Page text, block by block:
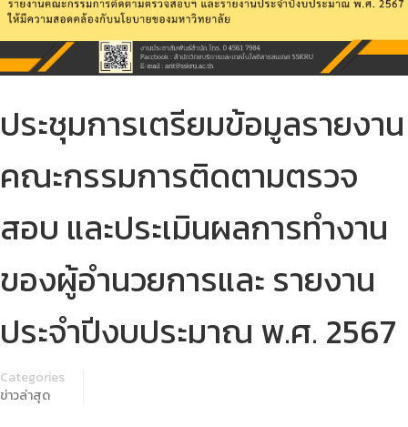
ประชุมการเตรียมข้อมูลรายงาน
คณะกรรมการติดตามตรวจ
สอบ และประเมินผลการทำงาน
ของผู้อำนวยการและ รายงาน
ประจำปีงบประมาณ พ.ศ. 2567
Categories
ข่าวล่าสุด